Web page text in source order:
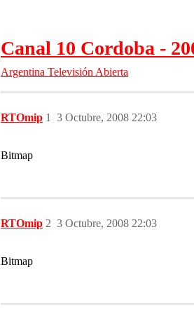
Canal 10 Cordoba -
Argentina Televisión Abierta
RTOmip 3 Octubre, 2008 22:03
1
Bitmap
RTOmip 3 Octubre, 2008 22:03
2
Bitmap